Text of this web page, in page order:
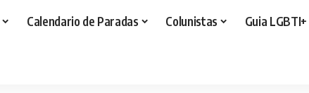
Calendario de Paradas Colunistas Guia